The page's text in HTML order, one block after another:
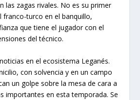
las zagas rivales. No es su primer
franco-turco en el banquillo,
que tiene el jugador con el
del técnico.
en el ecosistema Leganés.
con solvencia y en un campo
un golpe sobre la mesa de cara a
importantes en esta temporada. Se